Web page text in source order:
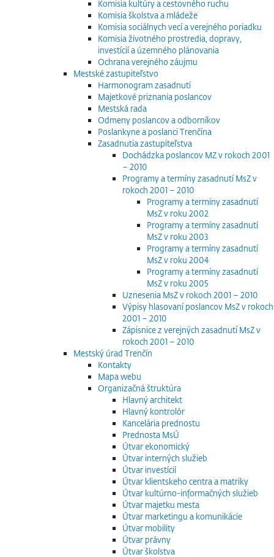
Komisia kultúry a cestovného ruchu
Komisia školstva a mládeže
Komisia sociálnych vecí a verejného poriadku
Komisia životného prostredia, dopravy,
investícií a územného plánovania
Ochrana verejného záujmu
Mestské zastupiteľstvo
Harmonogram zasadnutí
Majetkové priznania poslancov
Mestská rada
Odmeny poslancov a odborníkov
Poslankyne a poslanci Trenčína
Zasadnutia zastupiteľstva
Dochádzka poslancov MZ v rokoch 2001
– 2010
Programy a termíny zasadnutí MsZ v
rokoch 2001 – 2010
Programy a termíny zasadnutí
MsZ v roku 2002
Programy a termíny zasadnutí
MsZ v roku 2003
Programy a termíny zasadnutí
MsZ v roku 2004
Programy a termíny zasadnutí
MsZ v roku 2005
Uznesenia MsZ v rokoch 2001 – 2010
Výpisy hlasovaní poslancov MsZ v rokoch
2001 – 2010
Zápisnice z verejných zasadnutí MsZ v
rokoch 2001 – 2010
Mestský úrad Trenčín
Kontakty
Mapa webu
Organizačná štruktúra
Hlavný architekt
Hlavný kontrolór
Kancelária prednostu
Prednosta MsÚ
Útvar ekonomický
Útvar interných služieb
Útvar investícií
Útvar klientskeho centra a matriky
Útvar kultúrno-informačných služieb
Útvar majetku mesta
Útvar marketingu a komunikácie
Útvar mobility
Útvar právny
Útvar školstva